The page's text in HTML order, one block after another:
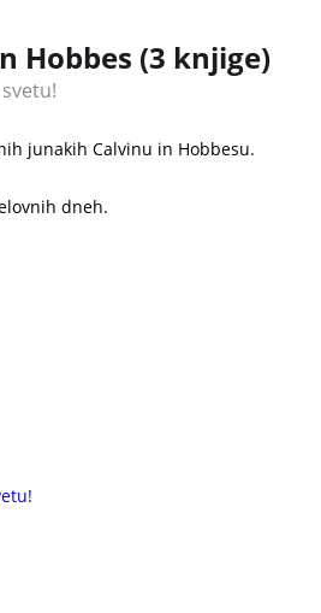
Hobbes (3 knjige)
junakih Calvinu in Hobbesu.
dneh.